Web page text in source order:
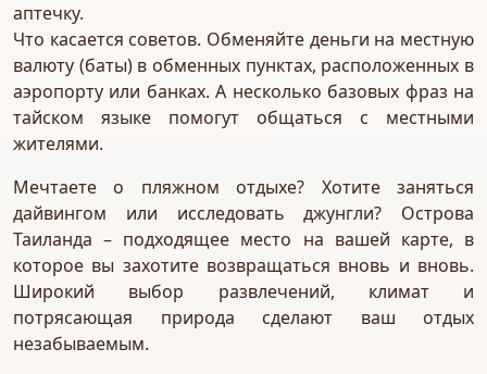
аптечку.
Что касается советов. Обменяйте деньги на местную
валюту (баты) в обменных пунктах, расположенных в
аэропорту или банках. А несколько базовых фраз на
тайском языке помогут общаться с местными
жителями.
Мечтаете о пляжном отдыхе? Хотите заняться
дайвингом или исследовать джунгли? Острова
Таиланда – подходящее место на вашей карте, в
которое вы захотите возвращаться вновь и вновь.
Широкий выбор развлечений, климат и
потрясающая природа сделают ваш отдых
незабываемым.